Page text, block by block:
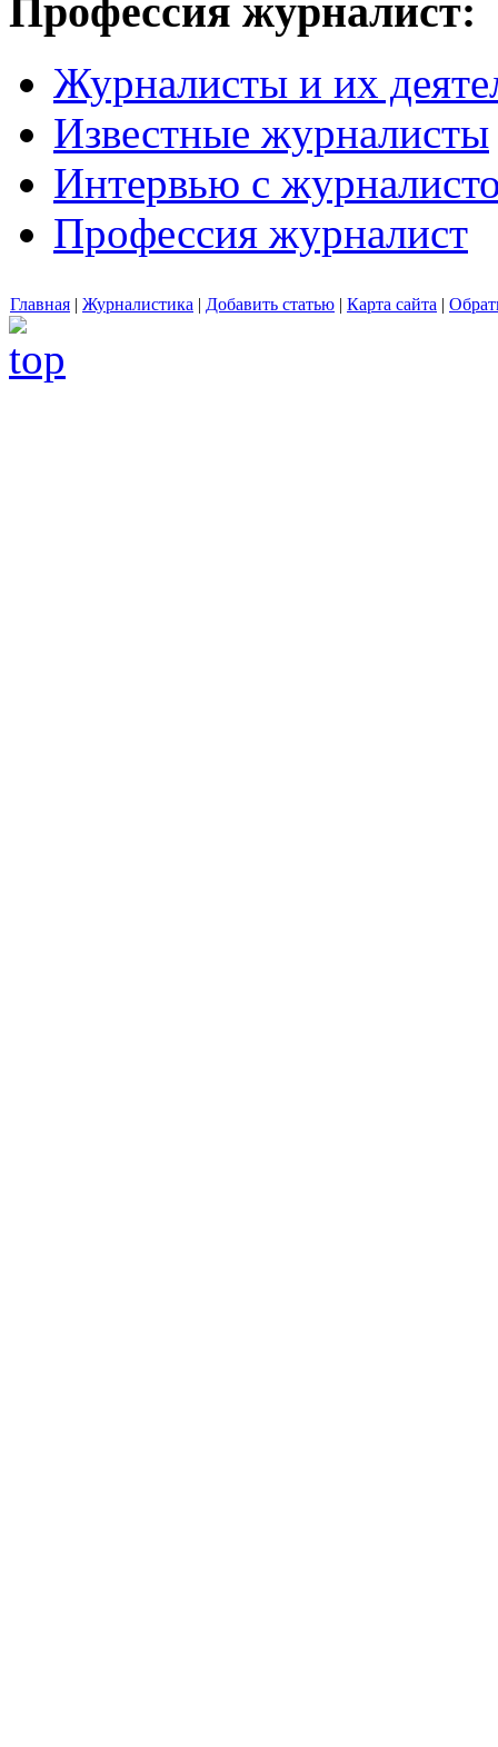
Профессия журналист:
Журналисты и их
Известные журналисты
Интервью с
Профессия журналист
Главная | Журналистика | Добавить статью | Карта сайта |